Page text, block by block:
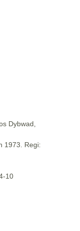
Dybwad,
1973. Regi:
10